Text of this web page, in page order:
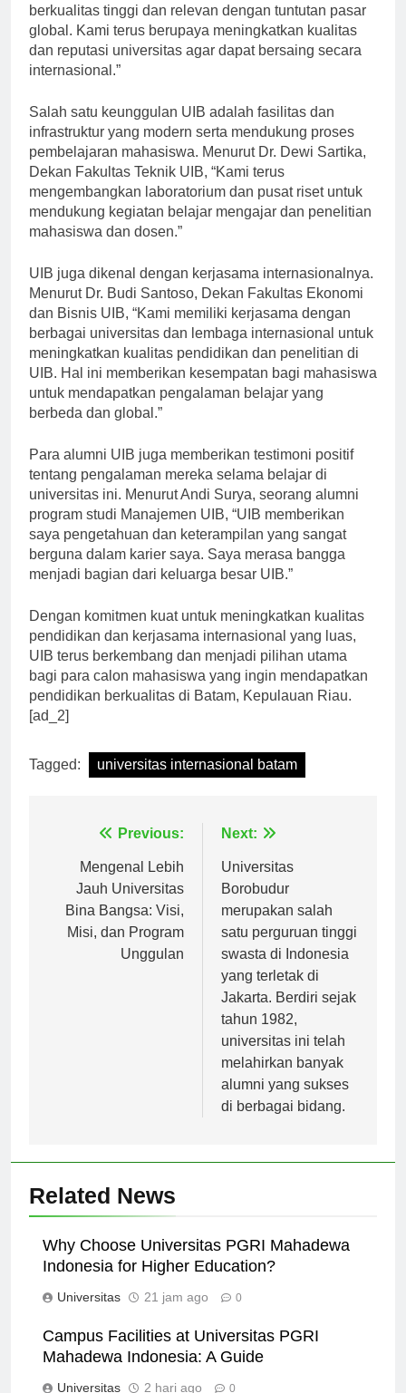
berkualitas tinggi dan relevan dengan tuntutan pasar
global. Kami terus berupaya meningkatkan kualitas
dan reputasi universitas agar dapat bersaing secara
internasional.”
Salah satu keunggulan UIB adalah fasilitas dan
infrastruktur yang modern serta mendukung proses
pembelajaran mahasiswa. Menurut Dr. Dewi Sartika,
Dekan Fakultas Teknik UIB, “Kami terus
mengembangkan laboratorium dan pusat riset untuk
mendukung kegiatan belajar mengajar dan penelitian
mahasiswa dan dosen.”
UIB juga dikenal dengan kerjasama internasionalnya.
Menurut Dr. Budi Santoso, Dekan Fakultas Ekonomi
dan Bisnis UIB, “Kami memiliki kerjasama dengan
berbagai universitas dan lembaga internasional untuk
meningkatkan kualitas pendidikan dan penelitian di
UIB. Hal ini memberikan kesempatan bagi mahasiswa
untuk mendapatkan pengalaman belajar yang
berbeda dan global.”
Para alumni UIB juga memberikan testimoni positif
tentang pengalaman mereka selama belajar di
universitas ini. Menurut Andi Surya, seorang alumni
program studi Manajemen UIB, “UIB memberikan
saya pengetahuan dan keterampilan yang sangat
berguna dalam karier saya. Saya merasa bangga
menjadi bagian dari keluarga besar UIB.”
Dengan komitmen kuat untuk meningkatkan kualitas
pendidikan dan kerjasama internasional yang luas,
UIB terus berkembang dan menjadi pilihan utama
bagi para calon mahasiswa yang ingin mendapatkan
pendidikan berkualitas di Batam, Kepulauan Riau.
[ad_2]
Tagged: universitas internasional batam
Navigasi
pos
Previous:
Mengenal Lebih
Jauh Universitas
Bina Bangsa: Visi,
Misi, dan Program
Unggulan
Next:
Universitas
Borobudur
merupakan salah
satu perguruan tinggi
swasta di Indonesia
yang terletak di
Jakarta. Berdiri sejak
tahun 1982,
universitas ini telah
melahirkan banyak
alumni yang sukses
di berbagai bidang.
Related News
Why Choose Universitas PGRI Mahadewa
Indonesia for Higher Education?
Universitas 21 jam ago 0
Campus Facilities at Universitas PGRI
Mahadewa Indonesia: A Guide
Universitas 2 hari ago 0